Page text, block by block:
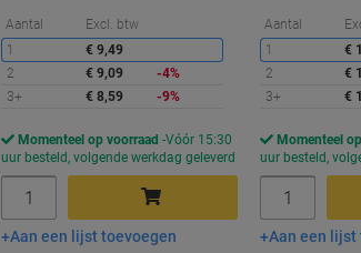
Aantal Excl. btw
Korting
1
€ 9,49
2
€ 9,09
-4%
3+
€ 8,59 -9%
Momenteel op voorraad Vóór 15:30
uur besteld, volgende werkdag geleverd
In winkelwagen
Aan een lijst toevoegen
Aantal
1
€
2
€
3+
€
Momenteel
uur besteld,
Aan een lijst